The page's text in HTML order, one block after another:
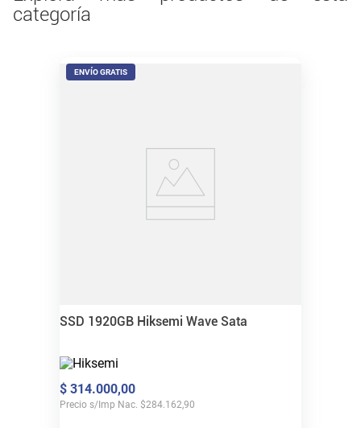
equipo.
categoría
ENVÍO GRATIS
SSD 1920GB Hiksemi Wave Sata
$ 314.000,00
Precio s/Imp Nac. $284.162,90